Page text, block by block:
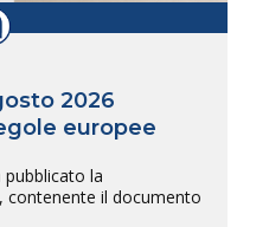
2026
europee
pubblicato la
contenente il documento